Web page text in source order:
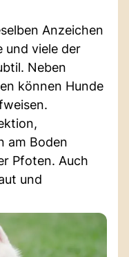
Anzeichen
und viele der
Neben
können Hunde
am Boden
Pfoten. Auch
und